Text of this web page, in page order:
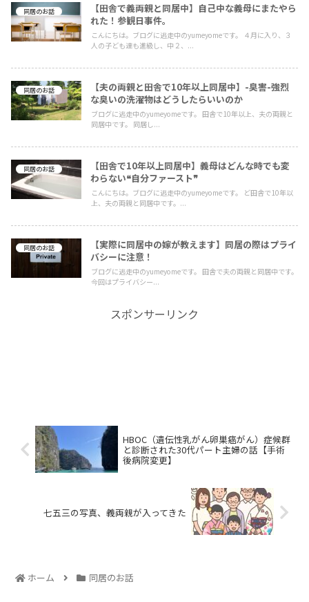
同居のお話
【田舎で義両親と同居中】自己中な義母にまたやら
れた！参観日事件。
こんにちは。ブログに逃走中のyumeyomeです。 ４月に入り、３
人の子ども達も進級し、中２、...
同居のお話
【夫の両親と田舎で10年以上同居中】-臭害-強烈
な臭いの洗濯物はどうしたらいいのか
ブログに逃走中のyumeyomeです。 田舎で10年以上、夫の両親と
同居中です。 同居し...
同居のお話
【田舎で10年以上同居中】義母はどんな時でも変
わらない❝自分ファースト❞
こんにちは。ブログに逃走中のyumeyomeです。 ど田舎で10年以
上、夫の両親と同居中です。...
同居のお話
【実際に同居中の嫁が教えます】同居の際はプライ
バシーに注意！
ブログに逃走中のyumeyomeです。 田舎で夫の両親と同居中です。
今回はプライバシー...
スポンサーリンク
HBOC（遺伝性乳がん卵巣癌がん）症候群
と診断された30代パート主婦の話【手術
後病院変更】
七五三の写真、義両親が入ってきた
ホーム 同居のお話